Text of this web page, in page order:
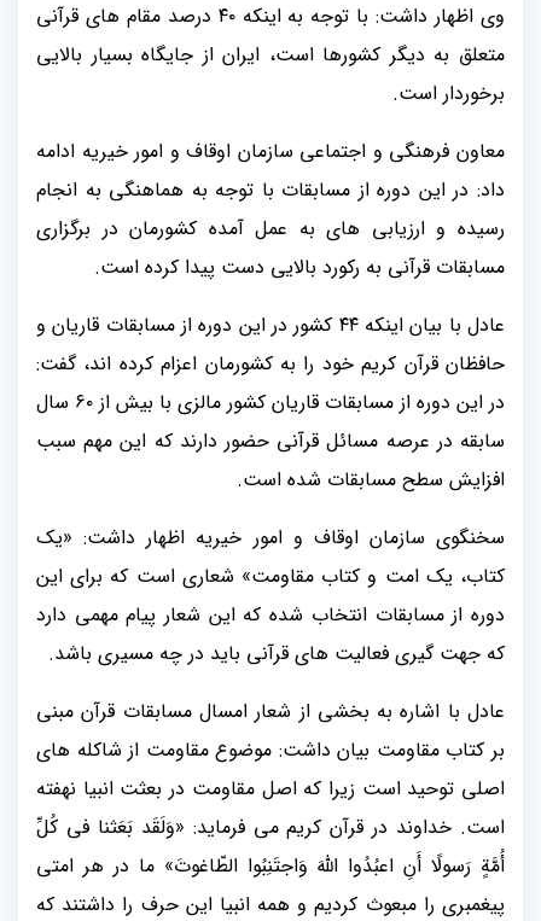
وی اظهار داشت: با توجه به اینکه ۴۰ درصد مقام های قرآنی
متعلق به دیگر کشورها است، ایران از جایگاه بسیار بالایی
برخوردار است.
معاون فرهنگی و اجتماعی سازمان اوقاف و امور خیریه ادامه
داد: در این دوره از مسابقات با توجه به هماهنگی به انجام
رسیده و ارزیابی های به عمل آمده کشورمان در برگزاری
مسابقات قرآنی به رکورد بالایی دست پیدا کرده است.
عادل با بیان اینکه ۴۴ کشور در این دوره از مسابقات قاریان و
حافظان قرآن کریم خود را به کشورمان اعزام کرده اند، گفت:
در این دوره از مسابقات قاریان کشور مالزی با بیش از ۶۰ سال
سابقه در عرصه مسائل قرآنی حضور دارند که این مهم سبب
افزایش سطح مسابقات شده است.
سخنگوی سازمان اوقاف و امور خیریه اظهار داشت: «یک
کتاب، یک امت و کتاب مقاومت» شعاری است که برای این
دوره از مسابقات انتخاب شده که این شعار پیام مهمی دارد
که جهت گیری فعالیت های قرآنی باید در چه مسیری باشد.
عادل با اشاره به بخشی از شعار امسال مسابقات قرآن مبنی
بر کتاب مقاومت بیان داشت: موضوع مقاومت از شاکله های
اصلی توحید است زیرا که اصل مقاومت در بعثت انبیا نهفته
است. خداوند در قرآن کریم می فرماید: «وَلَقَد بَعَثنا فی کُلِّ
أُمَّةٍ رَسولًا أَنِ اعبُدُوا اللَّهَ وَاجتَنِبُوا الطّاغوتَ» ما در هر امتی
پیغمبری را مبعوث کردیم و همه انبیا این حرف را داشتند که